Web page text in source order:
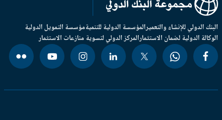
الدولي للإنشاء والتعميرالمؤسسة الدولية للتنميةمؤسسة التمويل الدولية
الدولية لضمان الاستثمارالمركز الدولي لتسوية منازعات الاستثمار